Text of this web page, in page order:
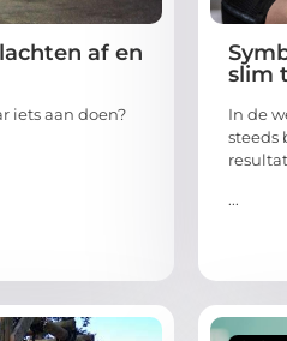
af en
iets aan doen?
slim
In de
steeds
...